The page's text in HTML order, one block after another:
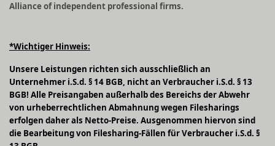
Alliance of independent professional firms.
*Wichtiger Hinweis:
Unsere Leistungen richten sich ausschließlich an
Unternehmer i.S.d. § 14 BGB, nicht an Verbraucher i.S.d. § 13
BGB! Alle Preisangaben außerhalb des Bereichs der Abwehr
von urheberrechtlichen Abmahnung wegen Filesharings
erfolgen daher als Netto-Preise. Ausgenommen hiervon sind
die Bearbeitung von Filesharing-Fällen für Verbraucher i.S.d. §